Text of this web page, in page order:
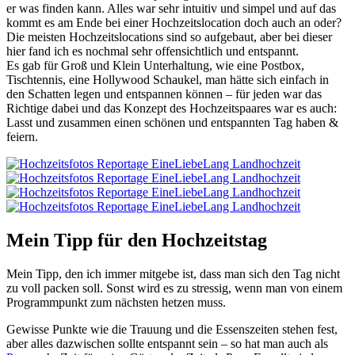
er was finden kann. Alles war sehr intuitiv und simpel und auf das
kommt es am Ende bei einer Hochzeitslocation doch auch an oder?
Die meisten Hochzeitslocations sind so aufgebaut, aber bei dieser
hier fand ich es nochmal sehr offensichtlich und entspannt.
Es gab für Groß und Klein Unterhaltung, wie eine Postbox,
Tischtennis, eine Hollywood Schaukel, man hätte sich einfach in
den Schatten legen und entspannen können – für jeden war das
Richtige dabei und das Konzept des Hochzeitspaares war es auch:
Lasst und zusammen einen schönen und entspannten Tag haben &
feiern.
Mein Tipp für den Hochzeitstag
Mein Tipp, den ich immer mitgebe ist, dass man sich den Tag nicht
zu voll packen soll. Sonst wird es zu stressig, wenn man von einem
Programmpunkt zum nächsten hetzen muss.
Gewisse Punkte wie die Trauung und die Essenszeiten stehen fest,
aber alles dazwischen sollte entspannt sein – so hat man auch als